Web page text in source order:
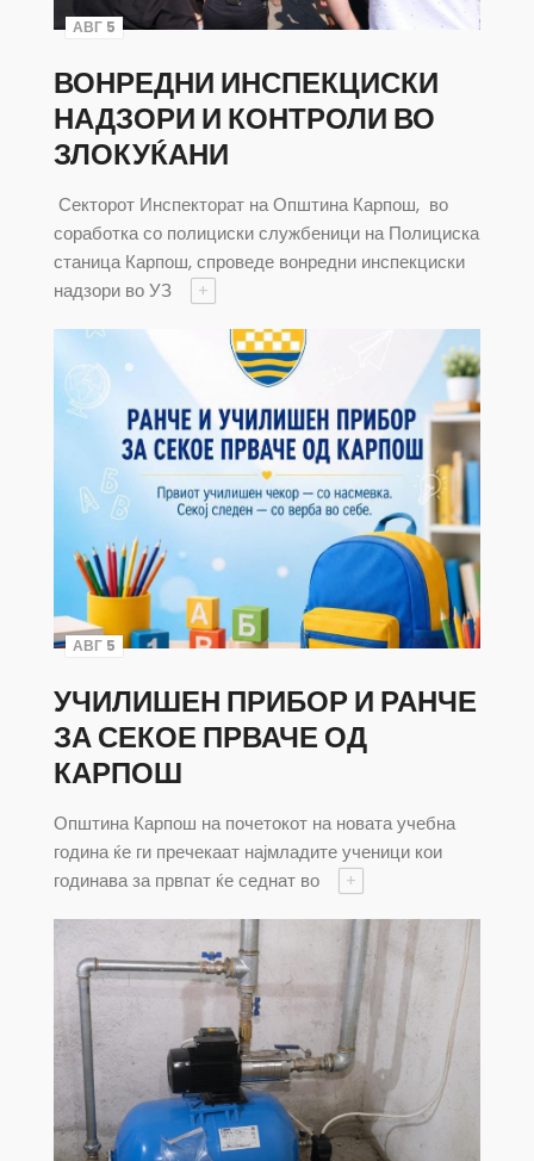
АВГ 5
ВОНРЕДНИ ИНСПЕКЦИСКИ
НАДЗОРИ И КОНТРОЛИ ВО
ЗЛОКУЌАНИ
Секторот Инспекторат на Општина Карпош, во
соработка со полициски службеници на Полициска
станица Карпош, спроведе вонредни инспекциски
надзори во УЗ
+
АВГ 5
УЧИЛИШЕН ПРИБОР И РАНЧЕ
ЗА СЕКОЕ ПРВАЧЕ ОД
КАРПОШ
Општина Карпош на почетокот на новата учебна
година ќе ги пречекаат најмладите ученици кои
годинава за првпат ќе седнат во
+